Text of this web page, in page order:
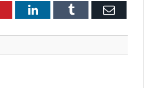
LinkedInTumblrEmail